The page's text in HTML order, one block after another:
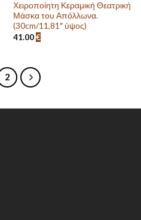
Χειροποίητη Κεραμική Θεατρική
Μάσκα του Απόλλωνα.
(30cm/11,81″ ύψος)
41.00€
2